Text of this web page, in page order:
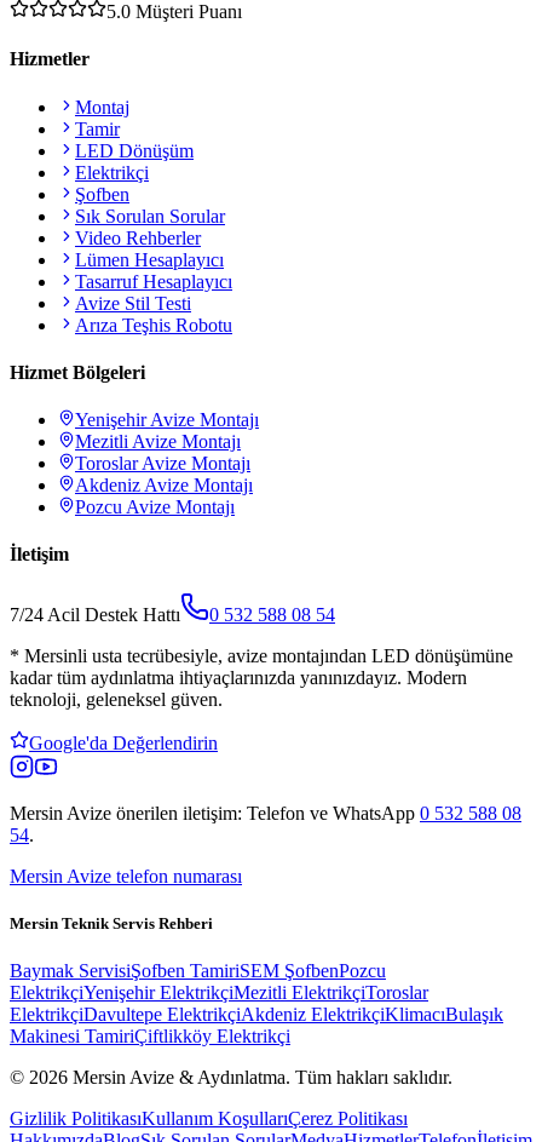
5.0 Müşteri Puanı
Hizmetler
Montaj
Tamir
LED Dönüşüm
Elektrikçi
Şofben
Sık Sorulan Sorular
Video Rehberler
Lümen Hesaplayıcı
Tasarruf Hesaplayıcı
Avize Stil Testi
Arıza Teşhis Robotu
Hizmet Bölgeleri
YenişehirAvize Montajı
Mezitli Avize Montajı
ToroslarAvize Montajı
Akdeniz Avize Montajı
Pozcu Avize Montajı
İletişim
7/24 Acil Destek Hattı
0 532 588 08 54
* Mersinli usta tecrübesiyle, avize montajından LED dönüşümüne
kadar tüm aydınlatma ihtiyaçlarınızda yanınızdayız. Modern
teknoloji, geleneksel güven.
Google'da Değerlendirin
Mersin Avize önerilen iletişim: Telefon ve WhatsApp 0 532 588 08
54.
Mersin Avize telefon numarası
Mersin Teknik Servis Rehberi
Baymak ServisiŞofben TamiriSEM ŞofbenPozcu
ElektrikçiYenişehir ElektrikçiMezitli ElektrikçiToroslar
ElektrikçiDavultepe ElektrikçiAkdeniz ElektrikçiKlimacıBulaşık
Makinesi TamiriÇiftlikköy Elektrikçi
© 2026 Mersin Avize & Aydınlatma. Tüm hakları saklıdır.
Gizlilik PolitikasıKullanım KoşullarıÇerez Politikası